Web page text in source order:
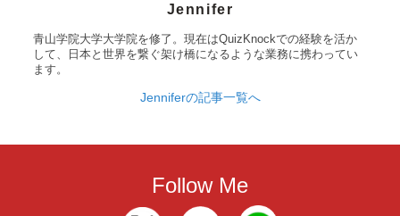
Jennifer
青山学院大学大学院を修了。現在はQuizKnockでの経験を活か
して、日本と世界を繋ぐ架け橋になるような業務に携わってい
ます。
Jenniferの記事一覧へ
Follow Me